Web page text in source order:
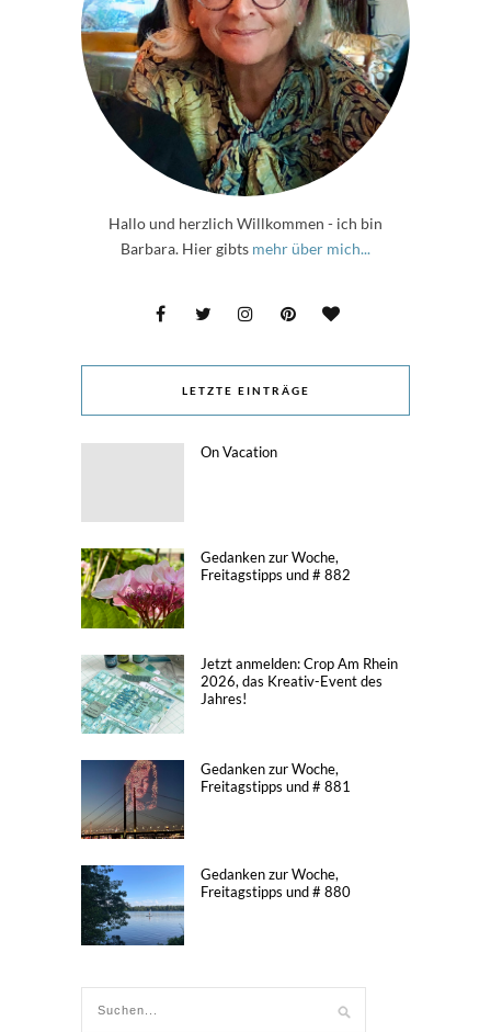
Hallo und herzlich Willkommen - ich bin
Barbara. Hier gibts mehr über mich...
LETZTE EINTRÄGE
On Vacation
Gedanken zur Woche,
Freitagstipps und # 882
Jetzt anmelden: Crop Am Rhein
2026, das Kreativ-Event des
Jahres!
Gedanken zur Woche,
Freitagstipps und # 881
Gedanken zur Woche,
Freitagstipps und # 880